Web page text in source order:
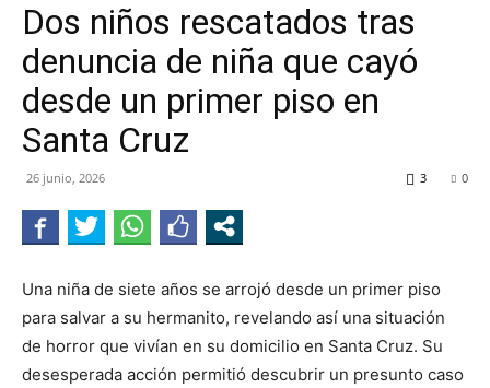
Line
Dos niños rescatados tras
denuncia de niña que cayó
desde un primer piso en
Santa Cruz
26 junio, 2026 0
3
Una niña de siete años se arrojó desde un primer piso
para salvar a su hermanito, revelando así una situación
de horror que vivían en su domicilio en Santa Cruz. Su
desesperada acción permitió descubrir un presunto caso